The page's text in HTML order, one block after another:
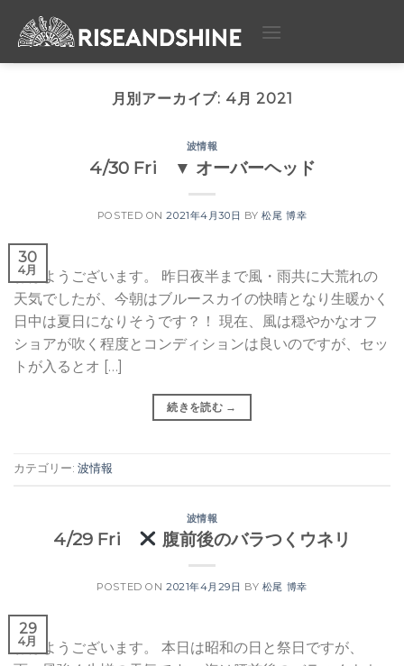
月別アーカイブ: 4月 2021
波情報
4/30 Fri ▼ オーバーヘッド
POSTED ON2021年4月30日 BY松尾 博幸
30
4月
おはようございます。 昨日夜半まで風・雨共に大荒れの
天気でしたが、今朝はブルースカイの快晴となり生暖かく
日中は夏日になりそうです？！ 現在、風は穏やかなオフ
ショアが吹く程度とコンディションは良いのですが、セッ
トが入るとオ […]
続きを読む →
カテゴリー: 波情報
波情報
4/29 Fri 腹前後のバラつくウネリ
POSTED ON 2021年4月29日 BY 松尾 博幸
29
4月
おはようございます。 本日は昭和の日と祭日ですが、